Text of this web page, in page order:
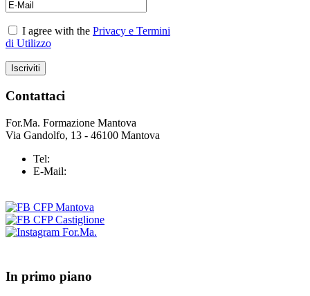
I agree with the Privacy e Termini
di Utilizzo
Contattaci
For.Ma. Formazione Mantova
Via Gandolfo, 13 - 46100 Mantova
Tel:
E-Mail:
In primo piano